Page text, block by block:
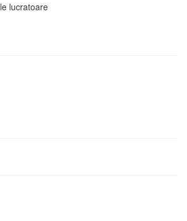
lucratoare